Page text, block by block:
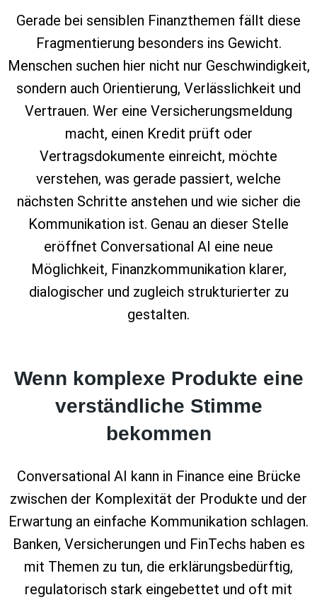
Gerade bei sensiblen Finanzthemen fällt diese
Fragmentierung besonders ins Gewicht.
Menschen suchen hier nicht nur Geschwindigkeit,
sondern auch Orientierung, Verlässlichkeit und
Vertrauen. Wer eine Versicherungsmeldung
macht, einen Kredit prüft oder
Vertragsdokumente einreicht, möchte
verstehen, was gerade passiert, welche
nächsten Schritte anstehen und wie sicher die
Kommunikation ist. Genau an dieser Stelle
eröffnet Conversational AI eine neue
Möglichkeit, Finanzkommunikation klarer,
dialogischer und zugleich strukturierter zu
gestalten.
Wenn komplexe Produkte eine
verständliche Stimme
bekommen
Conversational AI kann in Finance eine Brücke
zwischen der Komplexität der Produkte und der
Erwartung an einfache Kommunikation schlagen.
Banken, Versicherungen und FinTechs haben es
mit Themen zu tun, die erklärungsbedürftig,
regulatorisch stark eingebettet und oft mit